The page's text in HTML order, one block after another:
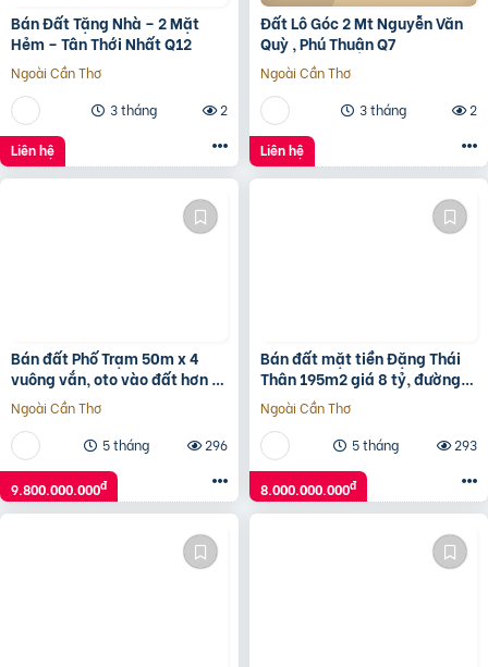
Bán Đất Tặng Nhà – 2 Mặt
Hẻm – Tân Thới Nhất Q12
Ngoài Cần Thơ
3 tháng
2
Liên hệ
Đất Lô Góc 2 Mt Nguyễn Văn
Quỳ , Phú Thuận Q7
Ngoài Cần Thơ
3 tháng
2
Liên hệ
Bán đất Phố Trạm 50m x 4
vuông vắn, oto vào đất hơn 9
tỷ TL. LH 0936123469
Ngoài Cần Thơ
5 tháng
296
9.800.000.000đ
Bán đất mặt tiền Đặng Thái
Thân 195m2 giá 8 tỷ, đường
7m5, sổ sẵn chính chủ
Ngoài Cần Thơ
5 tháng
293
8.000.000.000đ